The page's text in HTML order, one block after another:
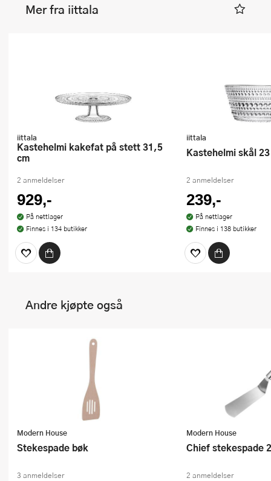
Mer fra iittala
iittala
Kastehelmi kakefat på stett 31,5
cm
2 anmeldelser
929,-
På nettlager
Finnes i 134 butikker
iittala
Kastehelmi skål
2 anmeldelser
239,-
På nettlager
Finnes i 138 butikker
Andre kjøpte også
Modern House
Stekespade bøk
3 anmeldelser
Modern House
Chief stekespade
2 anmeldelser